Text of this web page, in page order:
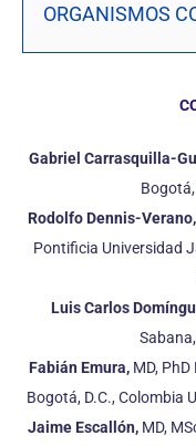
ORGANISMOS
Gabriel Carrasquilla-
Rodolfo Dennis-Verano,
Pontificia Universidad
Luis Carlos
Fabián Emura,MD, PhD
Bogotá, D.C., Colombia
Jaime Escallón,MD,